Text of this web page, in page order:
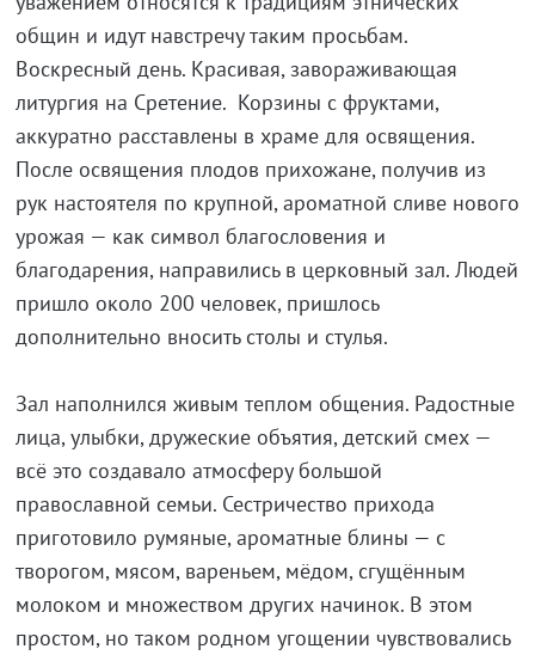
общин и идут навстречу таким просьбам.
Воскресный день. Красивая, завораживающая
литургия на Сретение. Корзины с фруктами,
аккуратно расставлены в храме для освящения.
После освящения плодов прихожане, получив из
рук настоятеля по крупной, ароматной сливе нового
урожая — как символ благословения и
благодарения, направились в церковный зал. Людей
пришло около 200 человек, пришлось
дополнительно вносить столы и стулья.
Зал наполнился живым теплом общения. Радостные
лица, улыбки, дружеские объятия, детский смех —
всё это создавало атмосферу большой
православной семьи. Сестричество прихода
приготовило румяные, ароматные блины — с
творогом, мясом, вареньем, мёдом, сгущённым
молоком и множеством других начинок. В этом
простом, но таком родном угощении чувствовались